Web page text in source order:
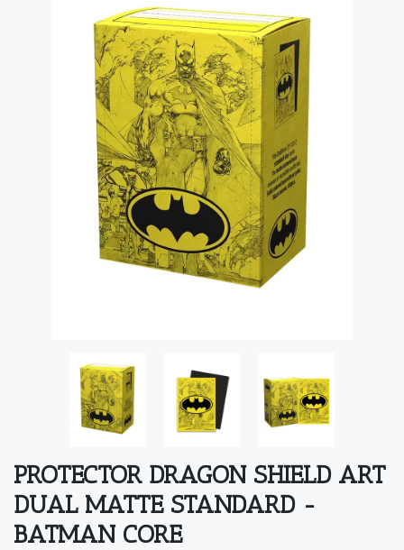
PROTECTOR DRAGON SHIELD ART
DUAL MATTE STANDARD -
BATMAN CORE